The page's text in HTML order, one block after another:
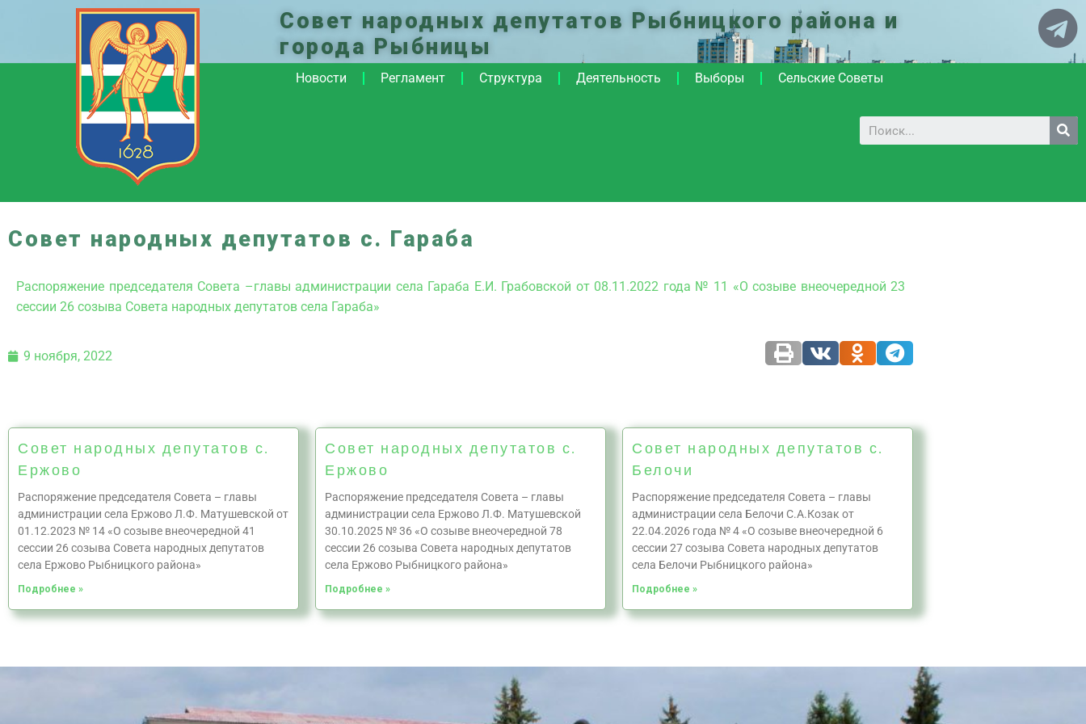
Совет народных депутатов Рыбницкого района и
города Рыбницы
Новости Регламент Структура Деятельность Выборы Сельские Советы
Совет народных депутатов с. Гараба
Распоряжение председателя Совета –главы администрации села Гараба Е.И. Грабовской от 08.11.2022 года № 11 «О созыве внеочередной 23
сессии 26 созыва Совета народных депутатов села Гараба»
9 ноября, 2022
Совет народных депутатов с.
Ержово
Распоряжение председателя Совета – главы
администрации села Ержово Л.Ф. Матушевской от
01.12.2023 № 14 «О созыве внеочередной 41
сессии 26 созыва Совета народных депутатов
села Ержово Рыбницкого района»
Подробнее »
Совет народных депутатов с.
Ержово
Распоряжение председателя Совета – главы
администрации села Ержово Л.Ф. Матушевской
30.10.2025 № 36 «О созыве внеочередной 78
сессии 26 созыва Совета народных депутатов
села Ержово Рыбницкого района»
Подробнее »
Совет народных депутатов с.
Белочи
Распоряжение председателя Совета – главы
администрации села Белочи С.А.Козак от
22.04.2026 года № 4 «О созыве внеочередной 6
сессии 27 созыва Совета народных депутатов
села Белочи Рыбницкого района»
Подробнее »